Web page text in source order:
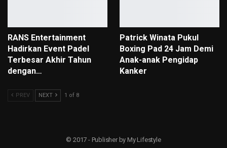
RANS Entertainment
Hadirkan Event Padel
Terbesar Akhir Tahun
dengan…
Patrick Winata Pukul
Boxing Pad 24 Jam Demi
Anak-anak Pengidap
Kanker
PREV NEXT 1 of 8
© 2017 - Publisher by My Lifestyle